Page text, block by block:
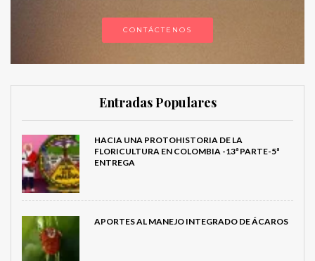
CONTÁCTENOS
Entradas Populares
HACIA UNA PROTOHISTORIA DE LA
FLORICULTURA EN COLOMBIA -13ª PARTE-5ª
ENTREGA
APORTES AL MANEJO INTEGRADO DE ÁCAROS